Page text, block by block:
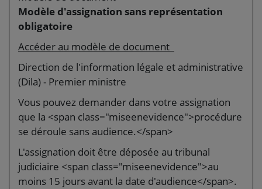
Modèle d'assignation sans représentation
obligatoire
Accéder au modèle de document
Direction de l'information légale et administrative
(Dila) - Premier ministre
Vous pouvez demander dans votre assignation
que la <span class="miseenevidence">procédure
se déroule sans audience.</span>
L'assignation doit être déposée au tribunal
judiciaire <span class="miseenevidence">au
moins 15 jours avant la date d'audience</span>.